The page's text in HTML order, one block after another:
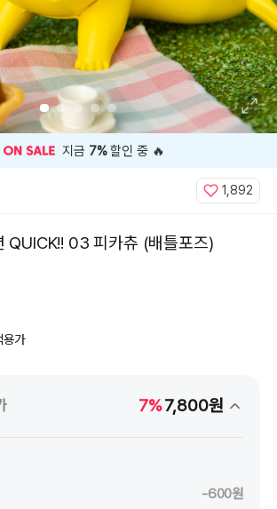
⭐️ 고객 평점5인기 상품 ⭐️
1,892
QUICK!! 03 피카츄 (배틀포즈)
용가
7%7,800원
-600원